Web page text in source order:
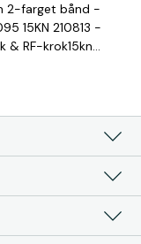
2-farget bånd -
15KN 210813 -
& RF-krok15kn